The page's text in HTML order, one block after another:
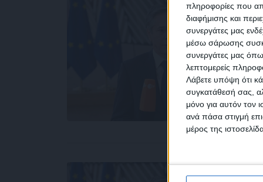
πληροφορίες που
διαφήμισης και
συνεργάτες μας
μέσω σάρωσης
συνεργάτες μας
λεπτομερείς
Λάβετε υπόψη ότι
συγκατάθεσή σας,
μόνο για αυτόν τον
ανά πάσα στιγμή
μέρος της